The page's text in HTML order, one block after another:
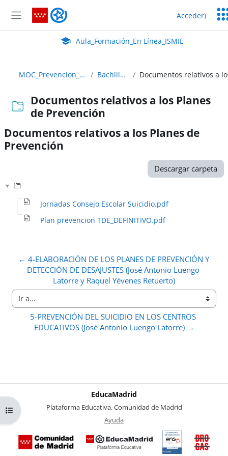
Panel lateral
Aula_Formación_En Línea_ISMIE Acceder)
Aula Virtual de EducaMadrid:
Aula_Formación_En Línea_ISMIE
Abrir índice del curso
MOC_Prevencion_22_23 ABIERTO Bachillerato y FP
Documentos relativos a los Planes
de Prevención
Documentos relativos a los Planes de
Prevención
Descargar carpeta
Jornadas Consejo Escolar Suicidio.pdf
Plan prevencion TDE_DEFINITIVO.pdf
← 4-ELABORACIÓN DE LOS PLANES DE PREVENCIÓN Y
DETECCIÓN DE DESAJUSTES (José Antonio Luengo
Latorre y Raquel Yévenes Retuerto)
Ir a...
5-PREVENCIÓN DEL SUICIDIO EN LOS CENTROS
EDUCATIVOS (José Antonio Luengo Latorre) →
EducaMadrid
Plataforma Educativa. Comunidad de Madrid
Ayuda
Certificación
de
conformidad
con el del